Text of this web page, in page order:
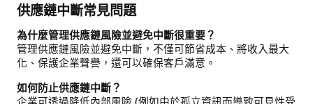
管
理
風
險、
提
升
可
供應鏈中斷常見問題
為什麼管理供應鏈風險並避免中斷很重要？
管理供應鏈風險並避免中斷，不僅可節省成本、將收入最大
化、保護企業聲譽，還可以確保客戶滿意。
如何防止供應鏈中斷？